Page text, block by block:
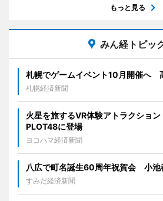
もっと見る
みん経トピッ
札幌でゲームイベント10月開催へ
札幌経済新聞
火星を旅するVR体験アトラクショ
PLOT48に登場
ヨコハマ経済新聞
八広で町名誕生60周年祝賀会 小池
すみだ経済新聞